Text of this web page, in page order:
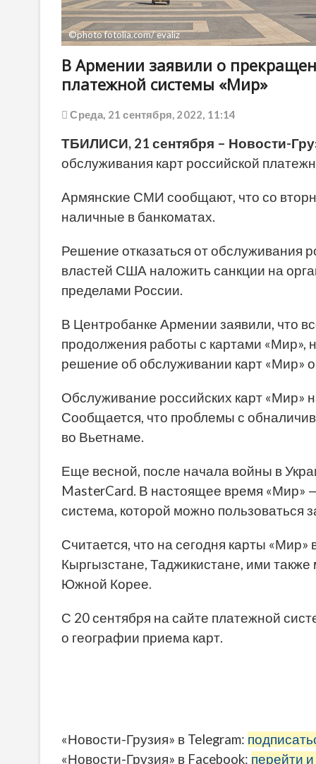
©photo fotolia.com/ evaliz
В Армении заявили о
платежной системы «Мир»
Среда, 21 сентября, 2022, 11:14
ТБИЛИСИ, 21 сентября – Новости-
обслуживания карт российской
Армянские СМИ сообщают, что со
наличные в банкоматах.
Решение отказаться от обслуживания
властей США наложить санкции на
пределами России.
В Центробанке Армении заявили, что
продолжения работы с картами «Мир»,
решение об обслуживании карт «Мир»
Обслуживание российских карт «Мир»
Сообщается, что проблемы с
во Вьетнаме.
Еще весной, после начала войны в
MasterCard. В настоящее время «Мир»
система, которой можно пользоваться
Считается, что на сегодня карты
Кыргызстане, Таджикистане, ими
Южной Корее.
С 20 сентября на сайте платежной
о географии приема карт.
«Новости-Грузия» в Telegram:
«Новости-Грузия» в Facebook: перейти и